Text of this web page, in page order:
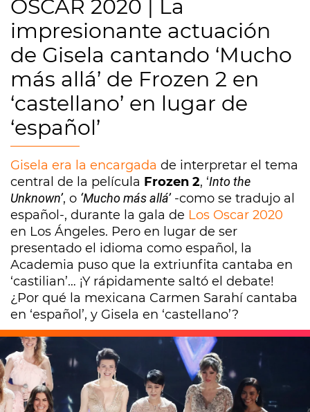
OSCAR 2020 | La
impresionante actuación
de Gisela cantando ‘Mucho
más allá’ de Frozen 2 en
‘castellano’ en lugar de
‘español’
Gisela era la encargada de interpretar el tema
central de la película Frozen 2, ‘Into the
Unknown’, o ‘Mucho más allá’-como se tradujo al
español-, durante la gala de Los Oscar 2020
en Los Ángeles. Pero en lugar de ser
presentado el idioma como español, la
Academia puso que la extriunfita cantaba en
‘castilian’… ¡Y rápidamente saltó el debate!
¿Por qué la mexicana Carmen Sarahí cantaba
en ‘español’, y Gisela en ‘castellano’?